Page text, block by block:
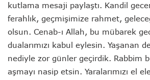
kutlama mesaji paylaştı. Kandil
ferahlık, geçmişimize rahmet,
olsun. Cenab-ı Allah, bu mübarek
dualarımızı kabul eylesin. Yaşanan
nediyle zor günler geçirdik. Rabbim
aşmayı nasip etsin. Yaralarımızı el